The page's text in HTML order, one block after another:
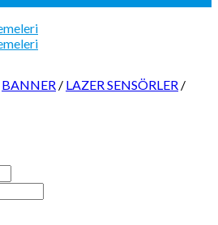
BANNER / LAZER SENSÖRLER /